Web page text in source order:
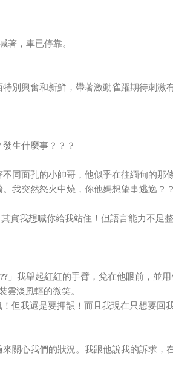
著，車已停靠。
別興奮和新鮮，帶著激動雀躍期待刺激
生什麼事？？？
同面孔的小帥哥，他似乎在往緬甸的那
我突然怒火中燒，你他媽想肇事逃逸？
其實我想喊你給我站住！但語言能力不足
」我舉起紅紅的手臂，兌在他眼前，並用
雲淡風輕的微笑。
！但我還是要押韻！而且我現在只想要
關心我們的狀況。我跟他說我的訴求，